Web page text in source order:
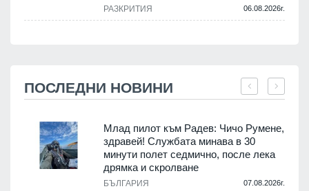
РАЗКРИТИЯ 06.08.2026г.
ПОСЛЕДНИ НОВИНИ
Млад пилот към Радев: Чичо Румене,
здравей! Службата минава в 30
минути полет седмично, после лека
дрямка и скролване
БЪЛГАРИЯ 07.08.2026г.